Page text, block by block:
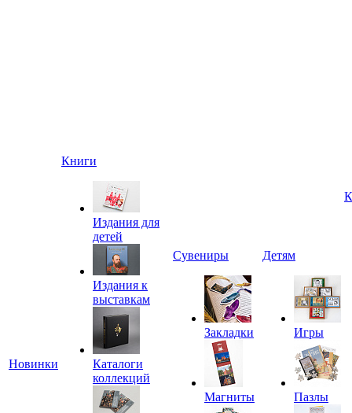
Новинки
Книги
Издания для
детей
Издания к
выставкам
Каталоги
коллекций
Сувениры
Закладки
Магниты
Детям
Игры
Пазлы